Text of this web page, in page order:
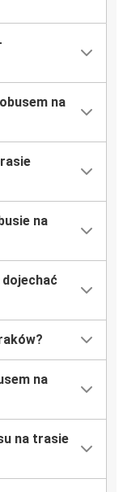
na
na
na
na trasie